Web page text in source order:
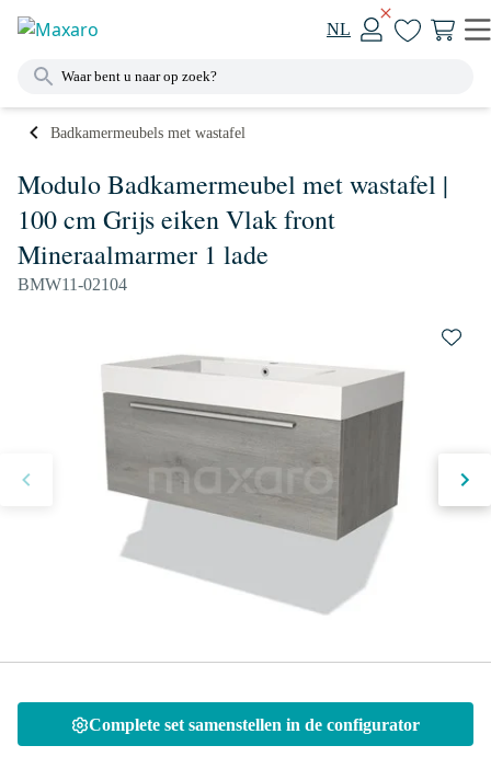
NL
Badkamermeubels met wastafel
Modulo Badkamermeubel met wastafel |
100 cm Grijs eiken Vlak front
Mineraalmarmer 1 lade
BMW11-02104
Complete set samenstellen in de configurator